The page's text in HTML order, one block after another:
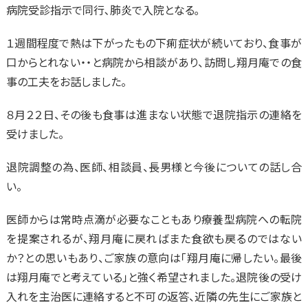
病院受診指示で同行､肺炎で入院となる｡
１週間程度で熱は下がったもの下痢症状が続いており、食事が
口からとれない・・と病院から相談があり、訪問し翔月庵での食
事の工夫をお話しました。
８月２２日、その後も食事は進まない状態で退院指示の連絡を
受けました。
退院調整の為、医師、相談員、長男様と今後についての話し合
い。
医師からは常時点滴が必要なこともあり療養型病院への転院
を提案されるが、翔月庵に戻ればまた食欲も戻るのではない
か？との思いもあり、ご家族の意向は「翔月庵に帰したい。最後
は翔月庵でと考えている」と強く希望されました。退院後の受け
入れを主治医に連絡すると不可の返答、近隣の先生にご家族と